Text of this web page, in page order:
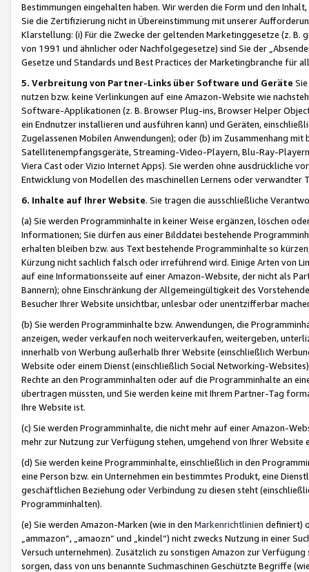
Bestimmungen eingehalten haben. Wir werden die Form und den
Sie die Zertifizierung nicht in Übereinstimmung mit unserer
Klarstellung: (i) Für die Zwecke der geltenden Marketinggesetze (z. B.
von 1991 und ähnlicher oder Nachfolgegesetze) sind Sie der
Gesetze und Standards und Best Practices der Marketingbranche für
5. Verbreitung von Partner-Links über Software und Geräte
nutzen bzw. keine Verlinkungen auf eine Amazon-Website wie
Software-Applikationen (z. B. Browser Plug-ins, Browser Helper
ein Endnutzer installieren und ausführen kann) und Geräten,
Zugelassenen Mobilen Anwendungen); oder (b) im Zusammenhang
Satellitenempfangsgeräte, Streaming-Video-Playern, Blu-Ray-
Viera Cast oder Vizio Internet Apps). Sie werden ohne ausdrückliche
Entwicklung von Modellen des maschinellen Lernens oder
6. Inhalte auf Ihrer Website. Sie tragen die ausschließliche
(a) Sie werden Programminhalte in keiner Weise ergänzen, löschen
Informationen; Sie dürfen aus einer Bilddatei bestehende
erhalten bleiben bzw. aus Text bestehende Programminhalte so
Kürzung nicht sachlich falsch oder irreführend wird. Einige Arten von
auf eine Informationsseite auf einer Amazon-Website, der nicht als
Bannern); ohne Einschränkung der Allgemeingültigkeit des
Besucher Ihrer Website unsichtbar, unlesbar oder unentzifferbar
(b) Sie werden Programminhalte bzw. Anwendungen, die
anzeigen, weder verkaufen noch weiterverkaufen, weitergeben,
innerhalb von Werbung außerhalb Ihrer Website (einschließlich
Website oder einem Dienst (einschließlich Social Networking-
Rechte an den Programminhalten oder auf die Programminhalte an
übertragen müssten, und Sie werden keine mit Ihrem Partner-Tag
Ihre Website ist.
(c) Sie werden Programminhalte, die nicht mehr auf einer Amazon-
mehr zur Nutzung zur Verfügung stehen, umgehend von Ihrer
(d) Sie werden keine Programminhalte, einschließlich in den
eine Person bzw. ein Unternehmen ein bestimmtes Produkt, eine
geschäftlichen Beziehung oder Verbindung zu diesen steht
Programminhalten).
(e) Sie werden Amazon-Marken (wie in den Markenrichtlinien definiert)
„ammazon“, „amaozn“ und „kindel“) nicht zwecks Nutzung in einer
Versuch unternehmen). Zusätzlich zu sonstigen Amazon zur
sorgen, dass von uns benannte Suchmaschinen Geschützte Begriffe